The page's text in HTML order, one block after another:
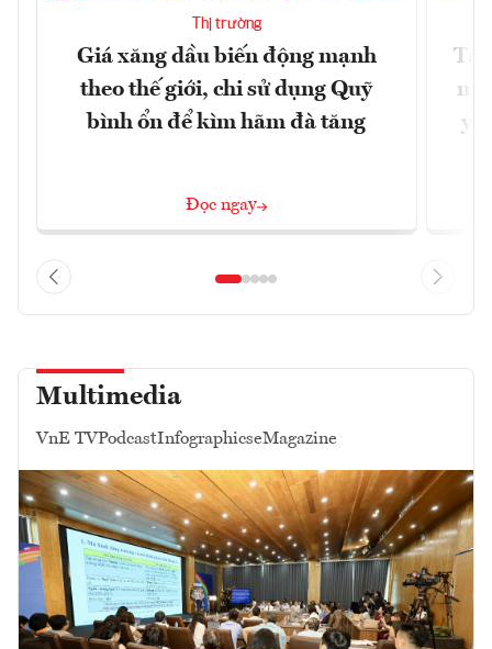
Thị trường
Giá xăng dầu biến động mạnh
theo thế giới, chi sử dụng Quỹ
bình ổn để kìm hãm đà tăng
Đọc ngay
Multimedia
VnE TVPodcastInfographicseMagazine